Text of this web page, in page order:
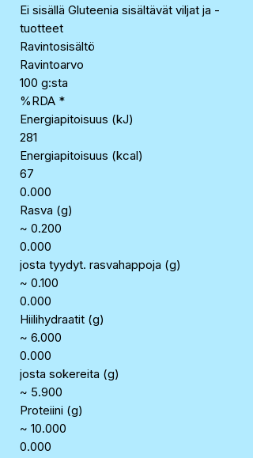
Ei sisällä Gluteenia sisältävät viljat ja -
tuotteet
Ravintosisältö
Ravintoarvo
100 g:sta
%RDA *
Energiapitoisuus (kJ)
281
Energiapitoisuus (kcal)
67
0.000
Rasva (g)
~ 0.200
0.000
josta tyydyt. rasvahappoja (g)
~ 0.100
0.000
Hiilihydraatit (g)
~ 6.000
0.000
josta sokereita (g)
~ 5.900
Proteiini (g)
~ 10.000
0.000